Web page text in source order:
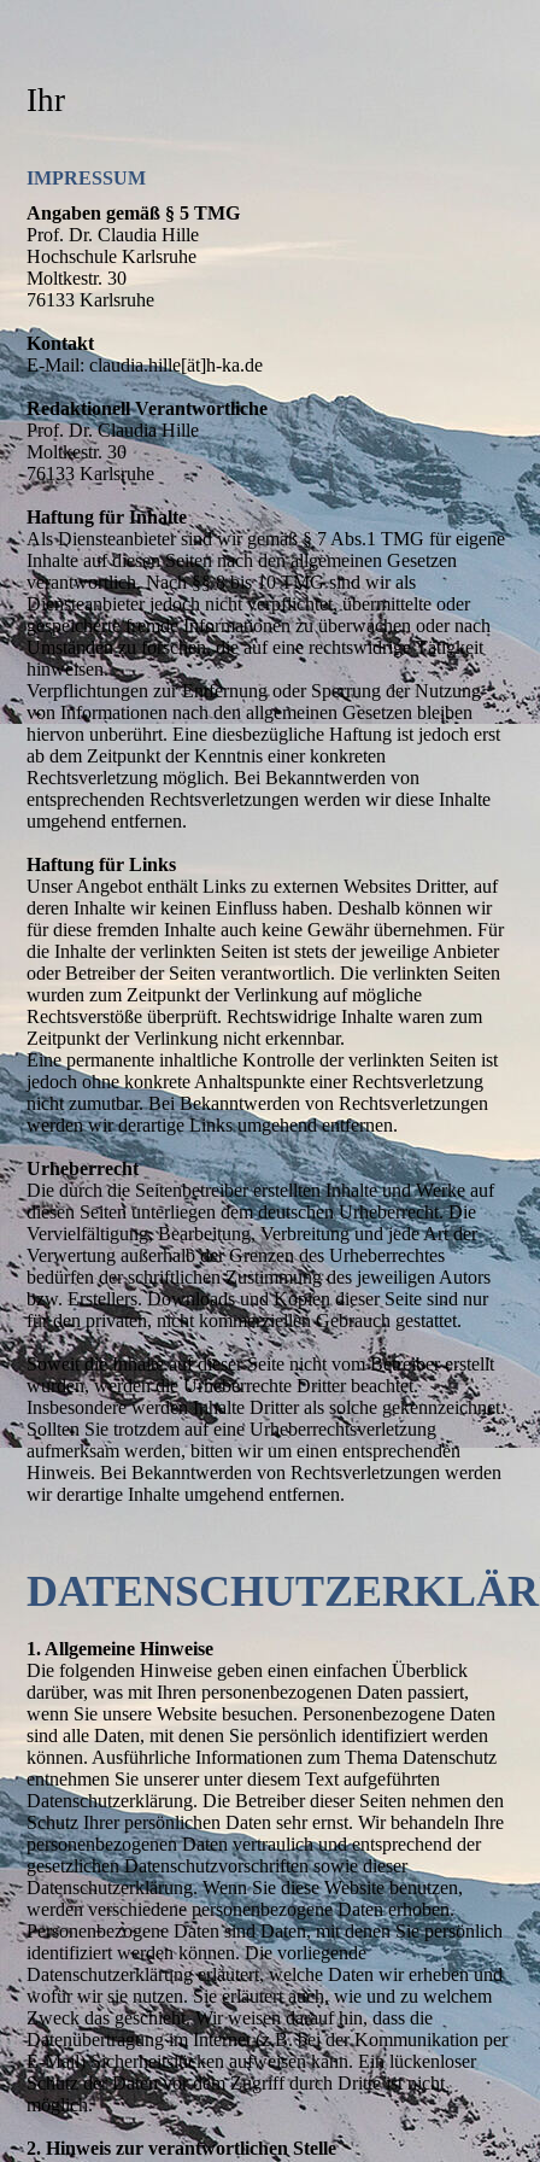
Ihr
IMPRESSUM
Angaben gemäß § 5 TMG
Prof. Dr. Claudia Hille
Hochschule Karlsruhe
Moltkestr. 30
76133 Karlsruhe
Kontakt
E-Mail: claudia.hille[ät]h-ka.de
Redaktionell Verantwortliche
Prof. Dr. Claudia Hille
Moltkestr. 30
76133 Karlsruhe
Haftung für Inhalte
Als Diensteanbieter sind wir gemäß § 7 Abs.1 TMG für eigene
Inhalte auf diesen Seiten nach den allgemeinen Gesetzen
verantwortlich. Nach §§ 8 bis 10 TMG sind wir als
Diensteanbieter jedoch nicht verpflichtet, übermittelte oder
gespeicherte fremde Informationen zu überwachen oder nach
Umständen zu forschen, die auf eine rechtswidrige Tätigkeit
hinweisen.
Verpflichtungen zur Entfernung oder Sperrung der Nutzung
von Informationen nach den allgemeinen Gesetzen bleiben
hiervon unberührt. Eine diesbezügliche Haftung ist jedoch erst
ab dem Zeitpunkt der Kenntnis einer konkreten
Rechtsverletzung möglich. Bei Bekanntwerden von
entsprechenden Rechtsverletzungen werden wir diese Inhalte
umgehend entfernen.
Haftung für Links
Unser Angebot enthält Links zu externen Websites Dritter, auf
deren Inhalte wir keinen Einfluss haben. Deshalb können wir
für diese fremden Inhalte auch keine Gewähr übernehmen. Für
die Inhalte der verlinkten Seiten ist stets der jeweilige Anbieter
oder Betreiber der Seiten verantwortlich. Die verlinkten Seiten
wurden zum Zeitpunkt der Verlinkung auf mögliche
Rechtsverstöße überprüft. Rechtswidrige Inhalte waren zum
Zeitpunkt der Verlinkung nicht erkennbar.
Eine permanente inhaltliche Kontrolle der verlinkten Seiten ist
jedoch ohne konkrete Anhaltspunkte einer Rechtsverletzung
nicht zumutbar. Bei Bekanntwerden von Rechtsverletzungen
werden wir derartige Links umgehend entfernen.
Urheberrecht
Die durch die Seitenbetreiber erstellten Inhalte und Werke auf
diesen Seiten unterliegen dem deutschen Urheberrecht. Die
Vervielfältigung, Bearbeitung, Verbreitung und jede Art der
Verwertung außerhalb der Grenzen des Urheberrechtes
bedürfen der schriftlichen Zustimmung des jeweiligen Autors
bzw. Erstellers. Downloads und Kopien dieser Seite sind nur
für den privaten, nicht kommerziellen Gebrauch gestattet.
Soweit die Inhalte auf dieser Seite nicht vom Betreiber erstellt
wurden, werden die Urheberrechte Dritter beachtet.
Insbesondere werden Inhalte Dritter als solche gekennzeichnet.
Sollten Sie trotzdem auf eine Urheberrechtsverletzung
aufmerksam werden, bitten wir um einen entsprechenden
Hinweis. Bei Bekanntwerden von Rechtsverletzungen werden
wir derartige Inhalte umgehend entfernen.
1. Allgemeine Hinweise
Die folgenden Hinweise geben einen einfachen Überblick
darüber, was mit Ihren personenbezogenen Daten passiert,
wenn Sie unsere Website besuchen. Personenbezogene Daten
sind alle Daten, mit denen Sie persönlich identifiziert werden
können. Ausführliche Informationen zum Thema Datenschutz
entnehmen Sie unserer unter diesem Text aufgeführten
Datenschutzerklärung. Die Betreiber dieser Seiten nehmen den
Schutz Ihrer persönlichen Daten sehr ernst. Wir behandeln Ihre
personenbezogenen Daten vertraulich und entsprechend der
gesetzlichen Datenschutzvorschriften sowie dieser
Datenschutzerklärung. Wenn Sie diese Website benutzen,
werden verschiedene personenbezogene Daten erhoben.
Personenbezogene Daten sind Daten, mit denen Sie persönlich
identifiziert werden können. Die vorliegende
Datenschutzerklärung erläutert, welche Daten wir erheben und
wofür wir sie nutzen. Sie erläutert auch, wie und zu welchem
Zweck das geschieht. Wir weisen darauf hin, dass die
Datenübertragung im Internet (z.B. bei der Kommunikation per
E-Mail) Sicherheitslücken aufweisen kann. Ein lückenloser
Schutz der Daten vor dem Zugriff durch Dritte ist nicht
möglich.
2. Hinweis zur verantwortlichen Stelle